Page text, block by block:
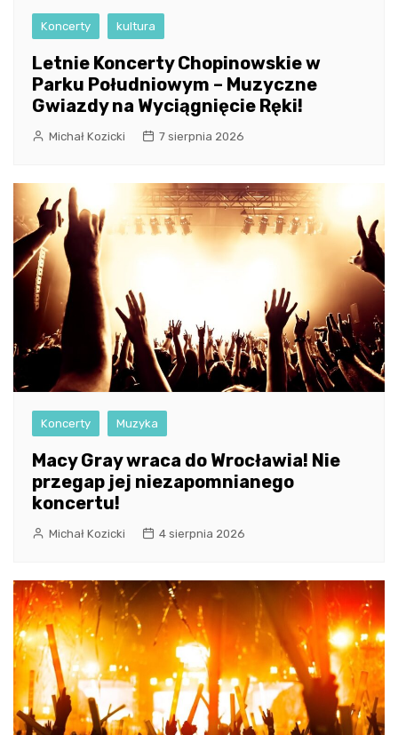
Koncerty kultura
Letnie Koncerty Chopinowskie w
Parku Południowym – Muzyczne
Gwiazdy na Wyciągnięcie Ręki!
Michał Kozicki 7 sierpnia 2026
Koncerty Muzyka
Macy Gray wraca do Wrocławia! Nie
przegap jej niezapomnianego
koncertu!
Michał Kozicki 4 sierpnia 2026